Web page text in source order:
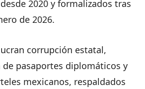
2020 y formalizados tras
de 2026.
corrupción estatal,
de pasaportes diplomáticos y
mexicanos, respaldados